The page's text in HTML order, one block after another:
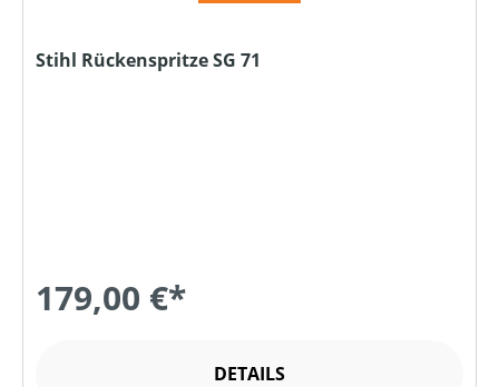
Stihl Rückenspritze SG 71
179,00 €*
DETAILS